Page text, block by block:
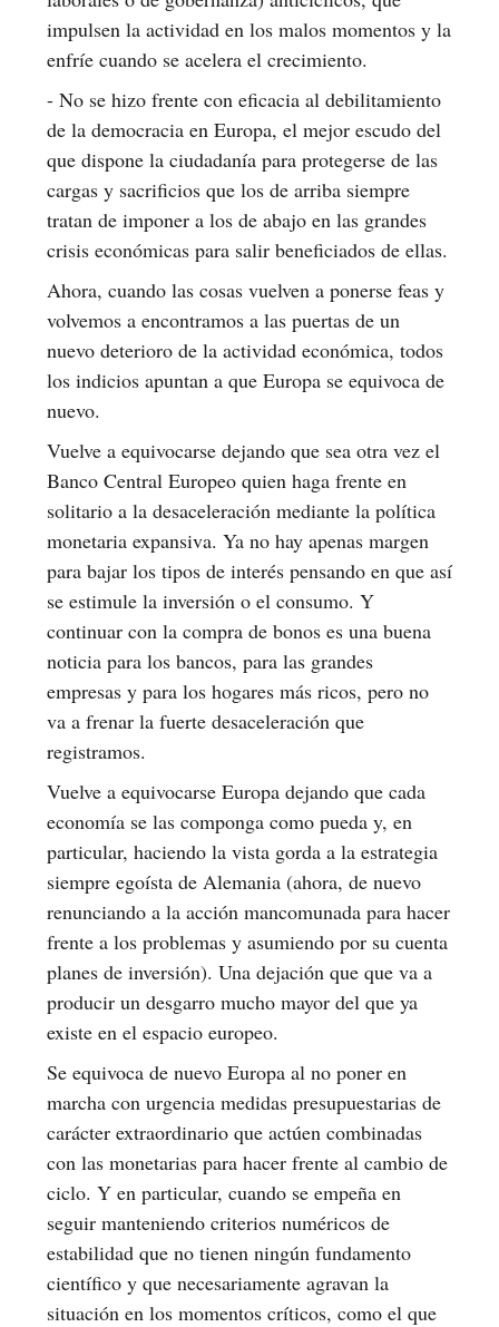
impulsen la actividad en los malos momentos y la
enfríe cuando se acelera el crecimiento.
- No se hizo frente con eficacia al debilitamiento
de la democracia en Europa, el mejor escudo del
que dispone la ciudadanía para protegerse de las
cargas y sacrificios que los de arriba siempre
tratan de imponer a los de abajo en las grandes
crisis económicas para salir beneficiados de ellas.
Ahora, cuando las cosas vuelven a ponerse feas y
volvemos a encontramos a las puertas de un
nuevo deterioro de la actividad económica, todos
los indicios apuntan a que Europa se equivoca de
nuevo.
Vuelve a equivocarse dejando que sea otra vez el
Banco Central Europeo quien haga frente en
solitario a la desaceleración mediante la política
monetaria expansiva. Ya no hay apenas margen
para bajar los tipos de interés pensando en que así
se estimule la inversión o el consumo. Y
continuar con la compra de bonos es una buena
noticia para los bancos, para las grandes
empresas y para los hogares más ricos, pero no
va a frenar la fuerte desaceleración que
registramos.
Vuelve a equivocarse Europa dejando que cada
economía se las componga como pueda y, en
particular, haciendo la vista gorda a la estrategia
siempre egoísta de Alemania (ahora, de nuevo
renunciando a la acción mancomunada para hacer
frente a los problemas y asumiendo por su cuenta
planes de inversión). Una dejación que que va a
producir un desgarro mucho mayor del que ya
existe en el espacio europeo.
Se equivoca de nuevo Europa al no poner en
marcha con urgencia medidas presupuestarias de
carácter extraordinario que actúen combinadas
con las monetarias para hacer frente al cambio de
ciclo. Y en particular, cuando se empeña en
seguir manteniendo criterios numéricos de
estabilidad que no tienen ningún fundamento
científico y que necesariamente agravan la
situación en los momentos críticos, como el que